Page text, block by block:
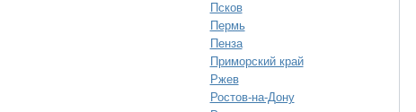
Псков
Пермь
Пенза
Приморский край
Ржев
Ростов-на-Дону